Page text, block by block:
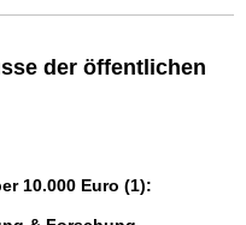
der öffentlichen
10.000 Euro (1):